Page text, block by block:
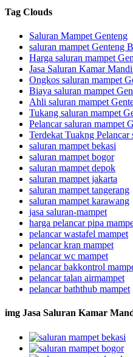
Tag Clouds
Saluran Mampet Genteng
saluran mampet Genteng
Harga saluran mampet
Jasa Saluran Kamar
Ongkos saluran mampet
Biaya saluran mampet
Ahli saluran mampet
Tukang saluran mampet
Pelancar saluran mampet
Terdekat Tuakng Pelancar
saluran mampet bekasi
saluran mampet bogor
saluran mampet depok
saluran mampet jakarta
saluran mampet tangerang
saluran mampet karawang
jasa saluran-mampet
harga pelancar pipa
pelancar wastafel mampet
pelancar kran mampet
pelancar wc mampet
pelancar bakkontrol
pelancar talan airmampet
pelancar baththub mampet
img Jasa Saluran Kamar